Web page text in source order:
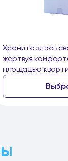
Храните здесь
жертвуя
площадью